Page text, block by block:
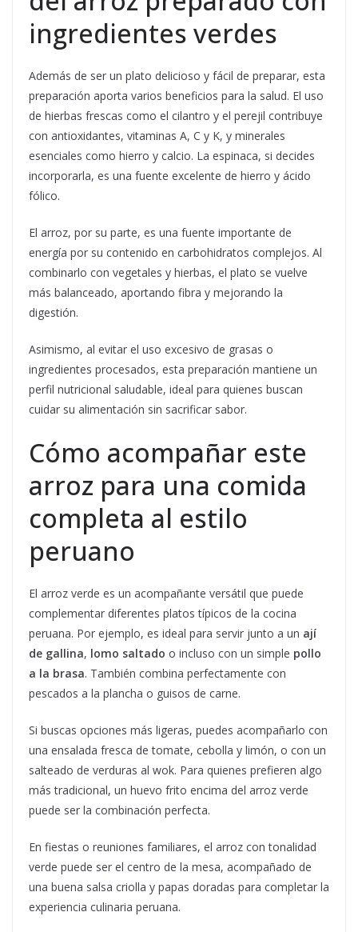
ingredientes verdes
Además de ser un plato delicioso y fácil de preparar, esta
preparación aporta varios beneficios para la salud. El uso
de hierbas frescas como el cilantro y el perejil contribuye
con antioxidantes, vitaminas A, C y K, y minerales
esenciales como hierro y calcio. La espinaca, si decides
incorporarla, es una fuente excelente de hierro y ácido
fólico.
El arroz, por su parte, es una fuente importante de
energía por su contenido en carbohidratos complejos. Al
combinarlo con vegetales y hierbas, el plato se vuelve
más balanceado, aportando fibra y mejorando la
digestión.
Asimismo, al evitar el uso excesivo de grasas o
ingredientes procesados, esta preparación mantiene un
perfil nutricional saludable, ideal para quienes buscan
cuidar su alimentación sin sacrificar sabor.
Cómo acompañar este
arroz para una comida
completa al estilo
peruano
El arroz verde es un acompañante versátil que puede
complementar diferentes platos típicos de la cocina
peruana. Por ejemplo, es ideal para servir junto a un ají
de gallina, lomo saltado o incluso con un simple pollo
a la brasa. También combina perfectamente con
pescados a la plancha o guisos de carne.
Si buscas opciones más ligeras, puedes acompañarlo con
una ensalada fresca de tomate, cebolla y limón, o con un
salteado de verduras al wok. Para quienes prefieren algo
más tradicional, un huevo frito encima del arroz verde
puede ser la combinación perfecta.
En fiestas o reuniones familiares, el arroz con tonalidad
verde puede ser el centro de la mesa, acompañado de
una buena salsa criolla y papas doradas para completar la
experiencia culinaria peruana.